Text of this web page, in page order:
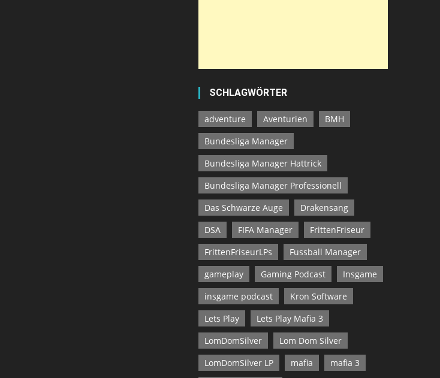
SCHLAGWÖRTER
adventure Aventurien
BMH
Bundesliga Manager
Bundesliga Manager Hattrick
Bundesliga Manager Professionell
Das Schwarze Auge
Drakensang
DSA
FIFA Manager
FrittenFriseur
FrittenFriseurLPs
Fussball Manager
gameplay
Gaming Podcast
Insgame
insgame podcast
Kron Software
Lets Play
Lets Play Mafia 3
LomDomSilver
Lom Dom Silver
LomDomSilver LP
mafia
mafia 3